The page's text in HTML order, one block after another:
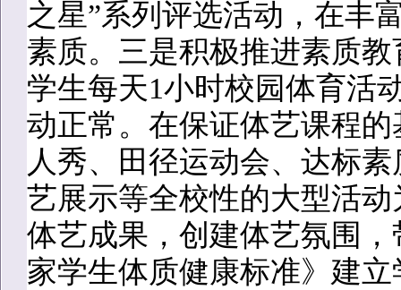
之星”系列评选活动，在丰
素质。三是积极推进素质
学生每天1小时校园体育活
动正常。在保证体艺课程
人秀、田径运动会、达标
艺展示等全校性的大型活
体艺成果，创建体艺氛围
家学生体质健康标准》建